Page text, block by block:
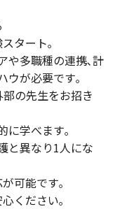
タート｡
や多職種の連携､計
ウが必要です｡
の先生をお招き
に学べます｡
と異なり1人にな
可能です｡
ください｡